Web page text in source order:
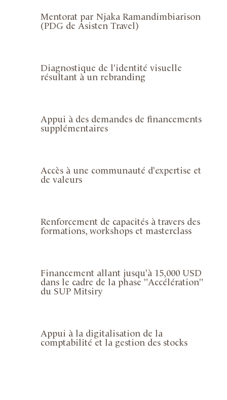
Mentorat par Njaka Ramandimbiarison
(PDG de Asisten Travel)
Diagnostique de l'identité visuelle
résultant à un rebranding
Appui à des demandes de financements
supplémentaires
Accès à une communauté d'expertise et
de valeurs
Renforcement de capacités à travers des
formations, workshops et masterclass
Financement allant jusqu'à 15,000 USD
dans le cadre de la phase "Accélération"
du SUP Mitsiry
Appui à la digitalisation de la
comptabilité et la gestion des stocks